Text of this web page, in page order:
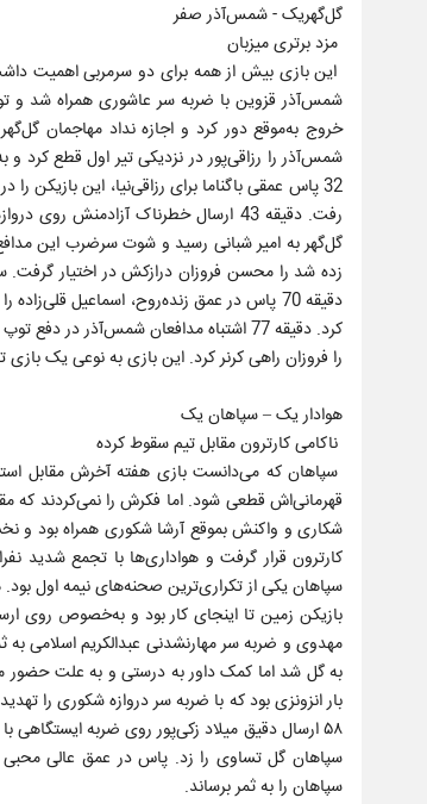
گل‌گهریک - شمس‌آذر صفر
مزد برتری میزبان
شمس‌آذر را رزاقی‌پور در نزدیکی تیر اول قطع کرد و
32 پاس عمقی باگناما برای رزاقی‌نیا، این بازیکن
رفت. دقیقه 43 ارسال خطرناک
زده شد را محسن فروزان درازکش در اختیار گرفت.
دقیقه 70 پاس در عمق زنده‌روح، اسماعیل
کرد. دقیقه 77 اشتباه مدافعان
را فروزان راهی کرنر کرد. این بازی به نوعی یک
هوادار یک – سپاهان یک
ناکامی کارترون مقابل تیم سقوط کرده
سپاهان که می‌دانست بازی هفته آخرش مقابل
شکاری و واکنش بموقع آرشا شکوری همراه بود و
بار انزونزی بود که با ضربه سر دروازه شکوری را
سپاهان گل تساوی را زد. پاس در عمق عالی
سپاهان را به ثمر برساند.